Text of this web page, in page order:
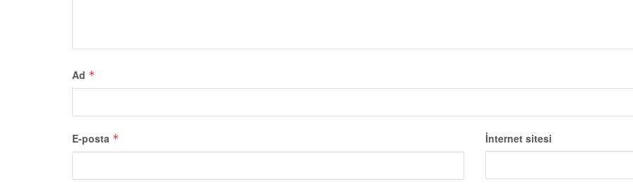
Ad *
E-posta * İnternet sitesi